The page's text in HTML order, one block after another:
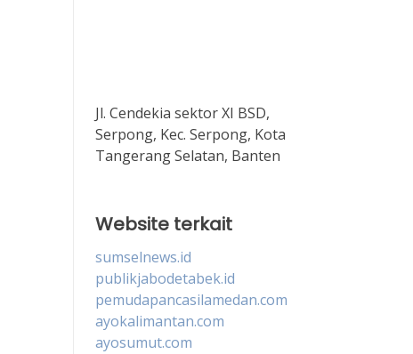
Jl. Cendekia sektor XI BSD,
Serpong, Kec. Serpong, Kota
Tangerang Selatan, Banten
Website terkait
sumselnews.id
publikjabodetabek.id
pemudapancasilamedan.com
ayokalimantan.com
ayosumut.com